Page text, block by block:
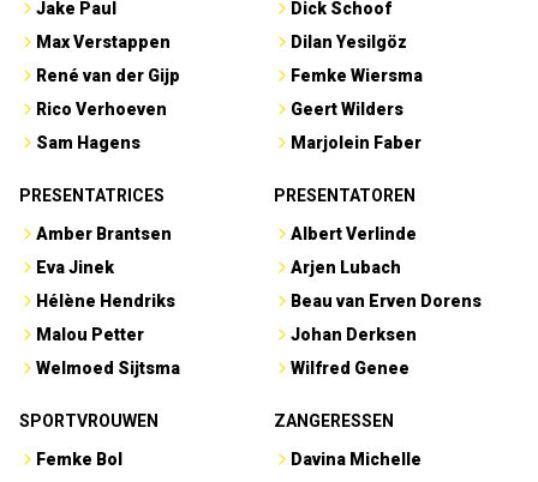
Jake Paul
Max Verstappen
René van der Gijp
Rico Verhoeven
Sam Hagens
Dick Schoof
Dilan Yesilgöz
Femke Wiersma
Geert Wilders
Marjolein Faber
PRESENTATRICES
Amber Brantsen
Eva Jinek
Hélène Hendriks
Malou Petter
Welmoed Sijtsma
PRESENTATOREN
Albert Verlinde
Arjen Lubach
Beau van Erven Dorens
Johan Derksen
Wilfred Genee
SPORTVROUWEN
Femke Bol
ZANGERESSEN
Davina Michelle